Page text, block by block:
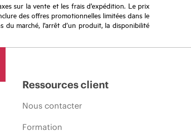
sur la vente et les frais d’expédition. Le prix
des offres promotionnelles limitées dans le
du marché, l’arrêt d’un produit, la disponibilité
Ressources client
Nous contacter
Formation